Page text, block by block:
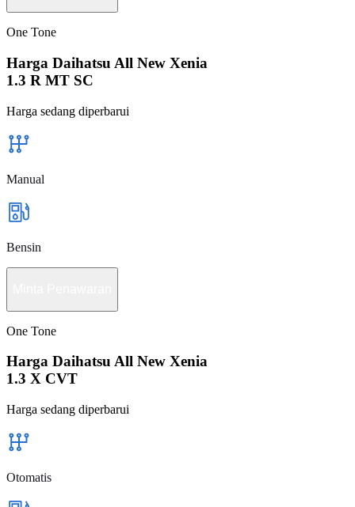
One Tone
Harga Daihatsu All New Xenia
1.3 R MT SC
Harga sedang diperbarui
Manual
Bensin
One Tone
Harga Daihatsu All New Xenia
1.3 X CVT
Harga sedang diperbarui
Otomatis